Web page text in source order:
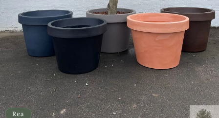
Tänk på att trädet på bilden inte är exakt det trädet
ni får. Detta är en kategorisering. Skulle ni vilja
veta mer på förhand exakt hur trädet ser ut så
kontakta oss för bilder, eller se: "unika olivträd"
Rea